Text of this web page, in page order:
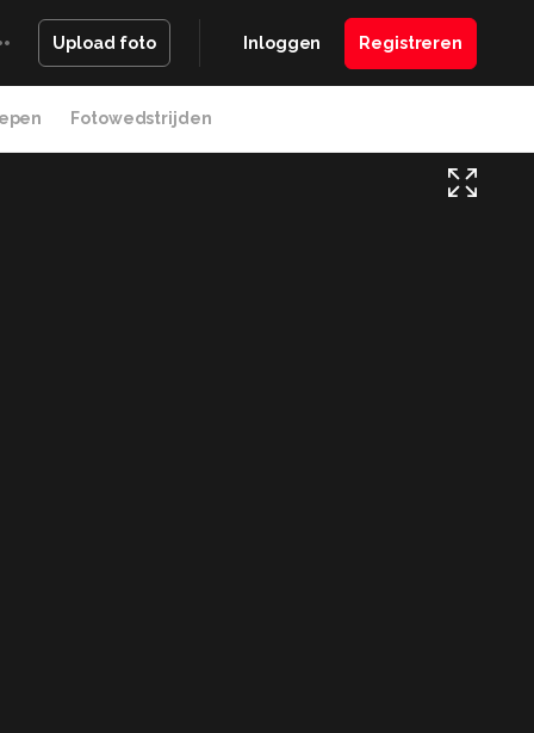
Upload foto Inloggen Registreren
Fotowedstrijden